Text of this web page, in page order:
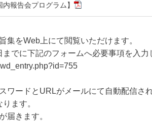
報告会プログラム】
集をWeb上にて閲覧いただけます。
でに下記のフォームへ必要事項を入力
ードとURLがメールにて自動配信され
ます。
届きます。